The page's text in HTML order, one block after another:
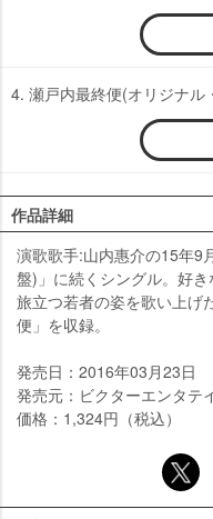
4. 瀬戸内最終便(オリジナル
作品詳細
演歌歌手:山内惠介の15年9
盤)」に続くシングル。好
旅立つ若者の姿を歌い上げ
便」を収録。
発売日：2016年03月23日
発売元：ビクターエンタテ
価格：1,324円（税込）